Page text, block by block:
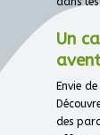
Un
Envie
des